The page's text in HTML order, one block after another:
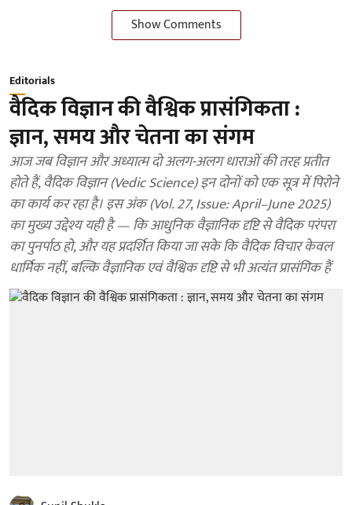
Show Comments
Editorials
वैदिक विज्ञान की वैश्विक प्रासंगिकता :
ज्ञान, समय और चेतना का संगम
आज जब विज्ञान और अध्यात्म दो अलग-अलग धाराओं की तरह प्रतीत
होते हैं, वैदिक विज्ञान (Vedic Science) इन दोनों को एक सूत्र में पिरोने
का कार्य कर रहा है। इस अंक (Vol. 27, Issue: April–June 2025)
का मुख्य उद्देश्य यही है — कि आधुनिक वैज्ञानिक दृष्टि से वैदिक परंपरा
का पुनर्पाठ हो, और यह प्रदर्शित किया जा सके कि वैदिक विचार केवल
धार्मिक नहीं, बल्कि वैज्ञानिक एवं वैश्विक दृष्टि से भी अत्यंत प्रासंगिक हैं